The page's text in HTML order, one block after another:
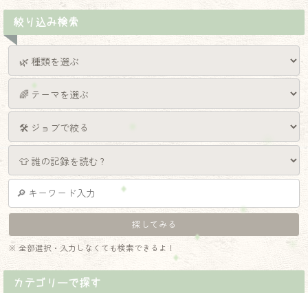
絞り込み検索
※ 全部選択・入力しなくても検索できるよ！
カテゴリーで探す